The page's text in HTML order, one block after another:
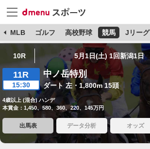
MLB ゴルフ 高校野球 競馬 Jリーグ
10R 5月1日(土) 1回新潟1日
11R
15:30
中ノ岳特別
ダート 左・1,800m 15頭
4歳以上 (混合) ハンデ
本賞金：1,450、580、360、220、145万円
出馬表 データ分析 オッズ